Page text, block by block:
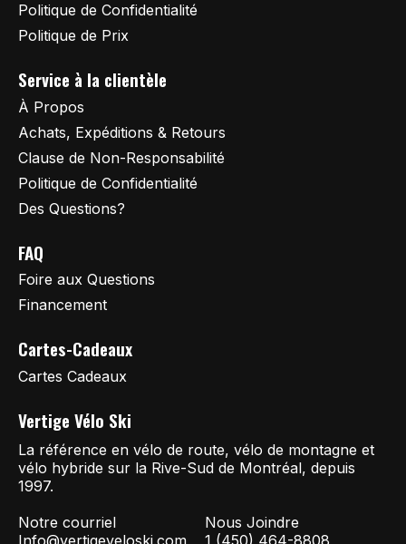
Politique de Confidentialité
Politique de Prix
Service à la clientèle
À Propos
Achats, Expéditions & Retours
Clause de Non-Responsabilité
Politique de Confidentialité
Des Questions?
FAQ
Foire aux Questions
Financement
Cartes-Cadeaux
Cartes Cadeaux
Vertige Vélo Ski
La référence en vélo de route, vélo de montagne et
vélo hybride sur la Rive-Sud de Montréal, depuis
1997.
Notre courriel
Nous Joindre